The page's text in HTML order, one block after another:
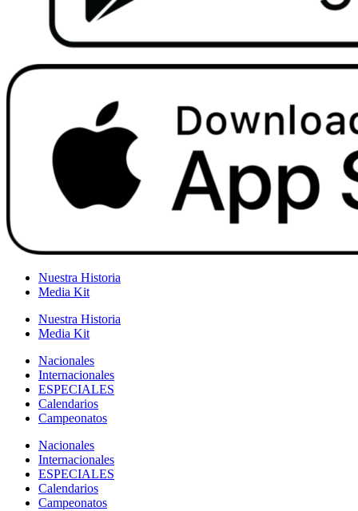
Nuestra Historia
Media Kit
Nuestra Historia
Media Kit
Nacionales
Internacionales
ESPECIALES
Calendarios
Campeonatos
Nacionales
Internacionales
ESPECIALES
Calendarios
Campeonatos